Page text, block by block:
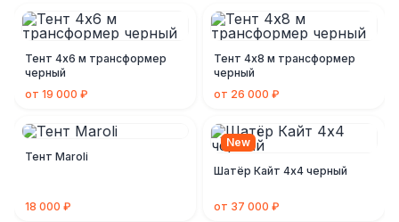
Тент 4х6 м трансформер
черный
от 19 000 ₽
Тент 4х8 м трансформер
черный
от 26 000 ₽
Тент Maroli
18 000 ₽
New
Шатёр Кайт 4х4 черный
от 37 000 ₽